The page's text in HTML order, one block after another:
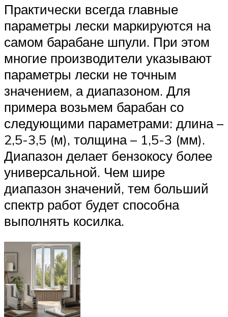
Практически всегда главные
параметры лески маркируются на
самом барабане шпули. При этом
многие производители указывают
параметры лески не точным
значением, а диапазоном. Для
примера возьмем барабан со
следующими параметрами: длина –
2,5-3,5 (м), толщина – 1,5-3 (мм).
Диапазон делает бензокосу более
универсальной. Чем шире
диапазон значений, тем больший
спектр работ будет способна
выполнять косилка.